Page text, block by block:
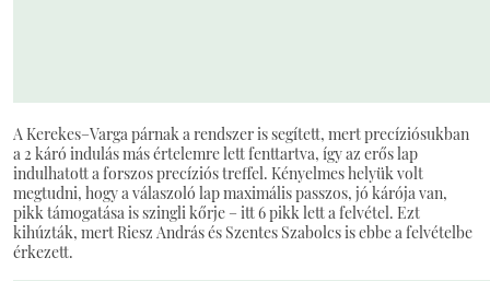
A Kerekes–Varga párnak a rendszer is segített, mert precíziósukban
a 2 káró indulás más értelemre lett fenttartva, így az erős lap
indulhatott a forszos precíziós treffel. Kényelmes helyük volt
megtudni, hogy a válaszoló lap maximális passzos, jó kárója van,
pikk támogatása is szingli kőrje – itt 6 pikk lett a felvétel. Ezt
kihúzták, mert Riesz András és Szentes Szabolcs is ebbe a felvételbe
érkezett.